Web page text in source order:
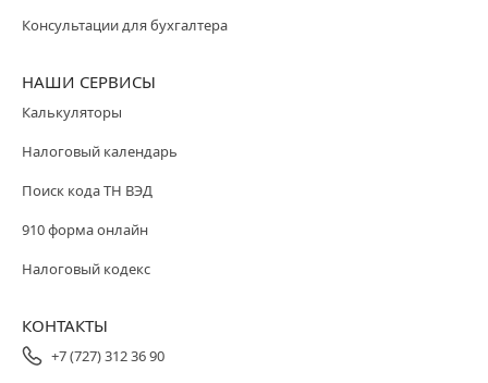
Консультации для бухгалтера
НАШИ СЕРВИСЫ
Калькуляторы
Налоговый календарь
Поиск кода ТН ВЭД
910 форма онлайн
Налоговый кодекс
КОНТАКТЫ
+7 (727) 312 36 90